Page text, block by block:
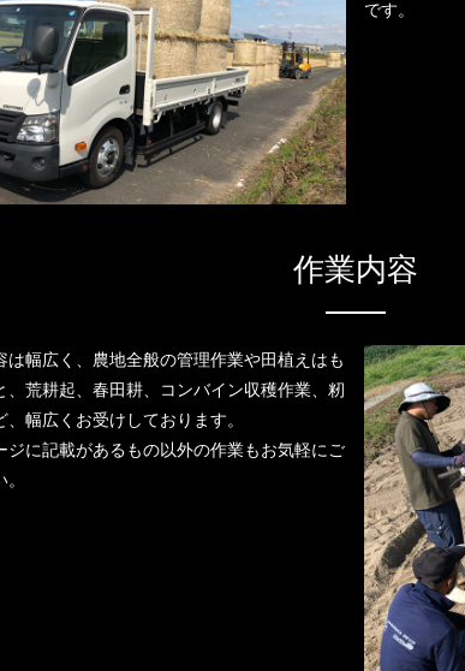
です。
作業内容
は幅広く、農地全般の管理作業や田植えはも
、荒耕起、春田耕、コンバイン収穫作業、籾
、幅広くお受けしております。
ジに記載があるもの以外の作業もお気軽にご